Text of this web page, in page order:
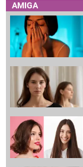
AMIGA